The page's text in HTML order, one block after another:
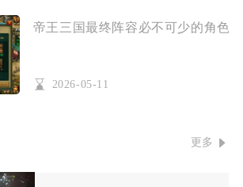
帝王三国最终阵容必不可少的角色
2026-05-11
更多